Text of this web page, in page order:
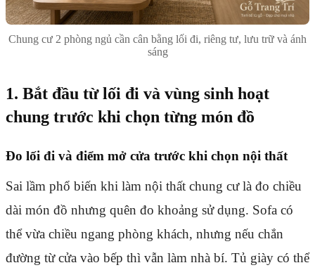
Chung cư 2 phòng ngủ cần cân bằng lối đi, riêng tư, lưu trữ và ánh
sáng
1. Bắt đầu từ lối đi và vùng sinh hoạt
chung trước khi chọn từng món đồ
Đo lối đi và điểm mở cửa trước khi chọn nội thất
Sai lầm phổ biến khi làm nội thất chung cư là đo chiều
dài món đồ nhưng quên đo khoảng sử dụng. Sofa có
thể vừa chiều ngang phòng khách, nhưng nếu chắn
đường từ cửa vào bếp thì vẫn làm nhà bí. Tủ giày có thể